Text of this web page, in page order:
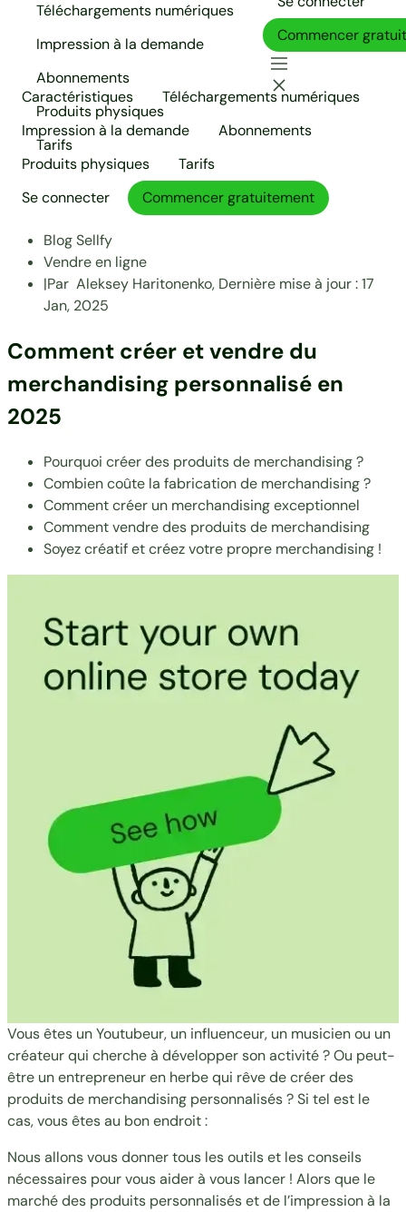
Téléchargements numériques
Impression à la demande
Abonnements
Produits physiques
Tarifs
Commencer
Caractéristiques
Téléchargements numériques
Impression à la demande
Abonnements
Produits physiques
Tarifs
Se connecter
Commencer gratuitement
Blog Sellfy
Vendre en ligne
|Par Aleksey Haritonenko, Dernière mise à jour :17
Jan, 2025
Comment créer et vendre du
merchandising personnalisé en
2025
Pourquoi créer des produits de merchandising ?
Combien coûte la fabrication de merchandising ?
Comment créer un merchandising exceptionnel
Comment vendre des produits de merchandising
Soyez créatif et créez votre propre merchandising !
Vous êtes un Youtubeur, un influenceur, un musicien ou un
créateur qui cherche à développer son activité ? Ou peut-
être un entrepreneur en herbe qui rêve de créer des
produits de merchandising personnalisés ? Si tel est le
cas, vous êtes au bon endroit :
Nous allons vous donner tous les outils et les conseils
nécessaires pour vous aider à vous lancer ! Alors que le
marché des produits personnalisés et de l’impression à la